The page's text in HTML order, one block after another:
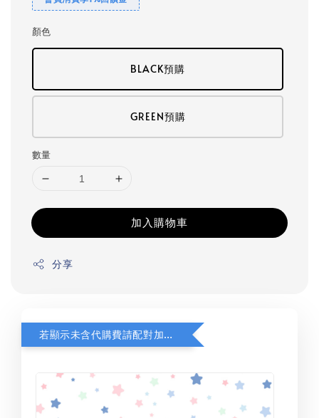
顏色
BLACK預購
GREEN預購
數量
加入購物車
分享
若顯示未含代購費請配對加購(未加購視同無效訂單)